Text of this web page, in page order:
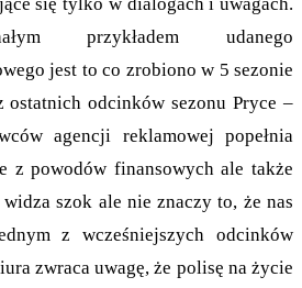
przykładem udanego
jest to co zrobiono w 5 sezonie
odcinków sezonu Pryce –
agencji reklamowej popełnia
z powodów finansowych ale także
szok ale nie znaczy to, że nas
z wcześniejszych odcinków
zwraca uwagę, że polisę na życie